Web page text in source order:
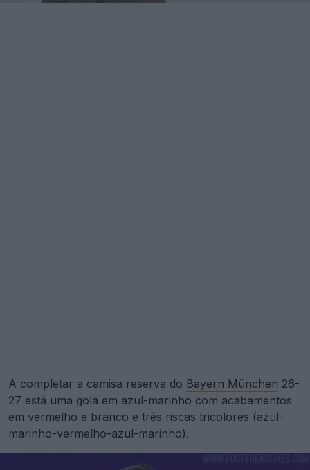
A completar a camisa reserva do Bayern München 26-
27 está uma gola em azul-marinho com acabamentos
em vermelho e branco e três riscas tricolores (azul-
marinho-vermelho-azul-marinho).